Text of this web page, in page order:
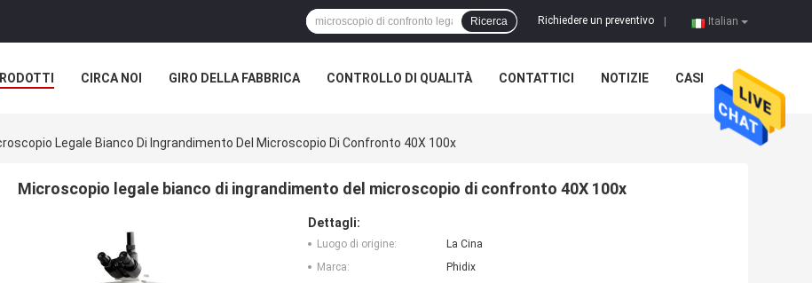
Italian
Richiedere un preventivo
Ricerca
CIRCA NOI GIRO DELLA FABBRICA CONTROLLO DI QUALITÀ CONTATTICI NOTIZIE CASI
Legale Bianco Di Ingrandimento Del Microscopio Di Confronto 40X 100x
Microscopio legale bianco di ingrandimento del microscopio di confronto 40X 100x
Dettagli:
Luogo di origine:
La Cina
Marca:
Phidix